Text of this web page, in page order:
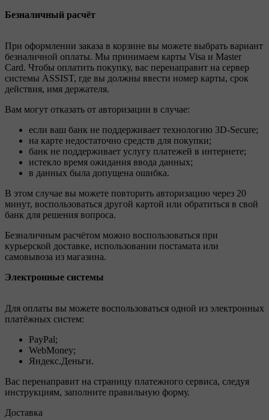
Безналичный расчёт
При оформлении заказа в корзине вы можете выбрать вариант
безналичной оплаты. Мы принимаем карты Visa и Master
Card. Чтобы оплатить покупку, вас перенаправит на сервер
системы ASSIST, где вы должны ввести номер карты, срок
действия, имя держателя.
Вам могут отказать от авторизации в случае:
если ваш банк не поддерживает технологию 3D-Secure;
на карте недостаточно средств для покупки;
банк не поддерживает услугу платежей в интернете;
истекло время ожидания ввода данных;
в данных была допущена ошибка.
В этом случае вы можете повторить авторизацию через 20
минут, воспользоваться другой картой или обратиться в свой
банк для решения вопроса.
Безналичным расчётом можно воспользоваться при
курьерской доставке, использовании постамата или
самовывоза из магазина.
Электронные системы
Для оплаты вы можете воспользоваться одной из электронных
платёжных систем:
PayPal;
WebMoney;
Яндекс.Деньги.
Вас перенаправит на страницу платежного сервиса, следуя
инструкциям, заполните правильную форму.
Доставка